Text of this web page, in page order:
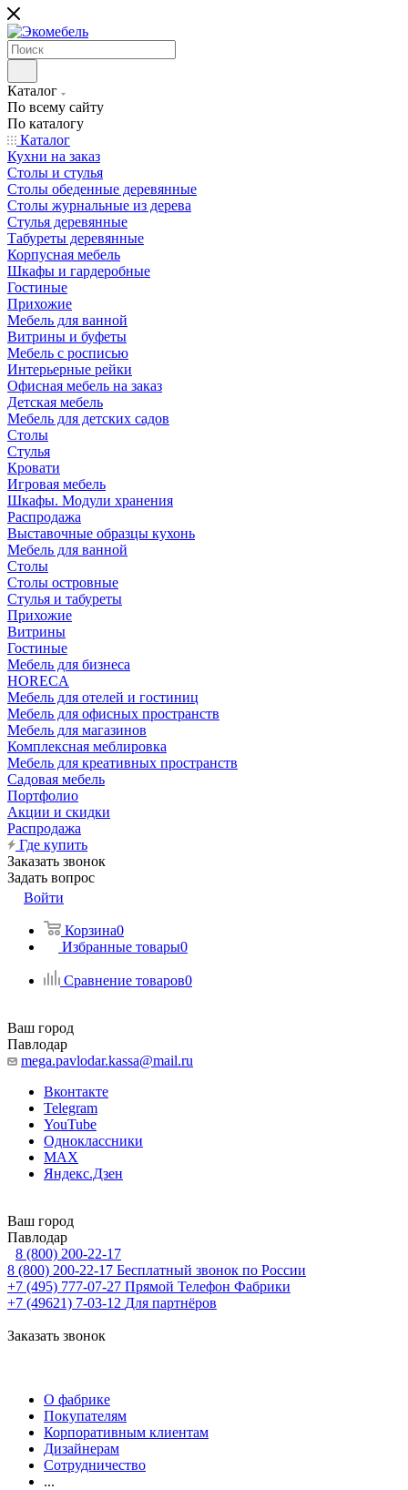
Каталог
По всему сайту
По каталогу
Каталог
Кухни на заказ
Столы и стулья
Столы обеденные деревянные
Столы журнальные из дерева
Стулья деревянные
Табуреты деревянные
Корпусная мебель
Шкафы и гардеробные
Гостиные
Прихожие
Мебель для ванной
Витрины и буфеты
Мебель с росписью
Интерьерные рейки
Офисная мебель на заказ
Детская мебель
Мебель для детских садов
Столы
Стулья
Кровати
Игровая мебель
Шкафы. Модули хранения
Распродажа
Выставочные образцы кухонь
Мебель для ванной
Столы
Столы островные
Стулья и табуреты
Прихожие
Витрины
Гостиные
Мебель для бизнеса
HORECA
Мебель для отелей и гостиниц
Мебель для офисных пространств
Мебель для магазинов
Комплексная меблировка
Мебель для креативных пространств
Садовая мебель
Портфолио
Акции и скидки
Распродажа
Где купить
Заказать звонок
Задать вопрос
Войти
Корзина0
Избранные товары0
Сравнение товаров0
Ваш город
Павлодар
mega.pavlodar.kassa@mail.ru
Вконтакте
Telegram
YouTube
Одноклассники
MAX
Яндекс.Дзен
Ваш город
Павлодар
8 (800) 200-22-17
8 (800) 200-22-17 Бесплатный звонок по России
+7 (495) 777-07-27 Прямой Телефон Фабрики
+7 (49621) 7-03-12 Для партнёров
Заказать звонок
О фабрике
Покупателям
Корпоративным клиентам
Дизайнерам
Сотрудничество
...